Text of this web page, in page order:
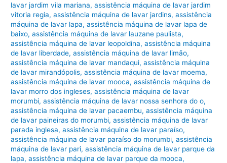
lavar jardim vila mariana,assistência máquina de lavar jardim
vitoria regia,assistência máquina de lavar jardins,assistência
máquina de lavar lapa,assistência máquina de lavar lapa de
baixo,assistência máquina de lavar lauzane paulista,
assistência máquina de lavar leopoldina,assistência máquina
de lavar liberdade,assistência máquina de lavar limão,
assistência máquina de lavar mandaqui,assistência máquina
de lavar mirandópolis,assistência máquina de lavar moema,
assistência máquina de lavar mooca,assistência máquina de
lavar morro dos ingleses,assistência máquina de lavar
morumbi,assistência máquina de lavar nossa senhora do o,
assistência máquina de lavar pacaembu,assistência máquina
de lavar paineiras do morumbi,assistência máquina de lavar
parada inglesa,assistência máquina de lavar paraíso,
assistência máquina de lavar paraíso do morumbi,assistência
máquina de lavar pari,assistência máquina de lavar parque da
lapa,assistência máquina de lavar parque da mooca,